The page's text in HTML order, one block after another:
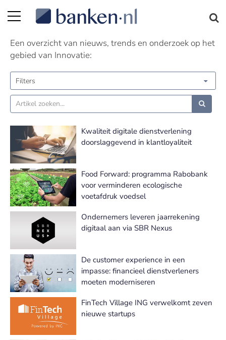
Innovatie nieuws | Pagina 6
Een overzicht van nieuws, trends en onderzoek op het
gebied van Innovatie:
Filters
Kwaliteit digitale dienstverlening
doorslaggevend in klantloyaliteit
Food Forward: programma Rabobank
voor verminderen ecologische
voetafdruk voedsel
Ondernemers leveren jaarrekening
digitaal aan via SBR Nexus
De customer experience in een
impasse: financieel dienstverleners
moeten moderniseren
FinTech Village ING verwelkomt zeven
nieuwe startups